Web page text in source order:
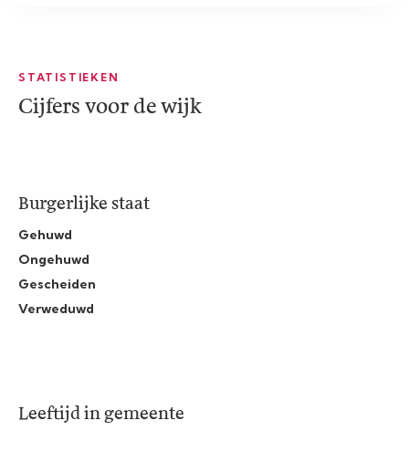
STATISTIEKEN
Cijfers voor de wijk
Burgerlijke staat
Gehuwd
Ongehuwd
Gescheiden
Verweduwd
Leeftijd in gemeente